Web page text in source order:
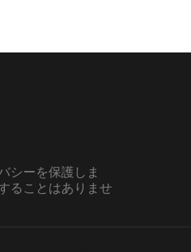
シーを保護しま
ることはありませ